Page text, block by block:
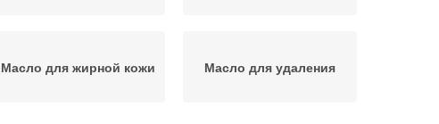
Масло для жирной кожи Масло для удаления